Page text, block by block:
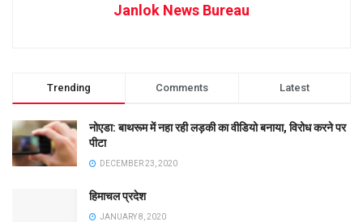
Janlok News Bureau
Trending Comments Latest
नोएडा: बाथरूम में नहा रही लड़की का वीडियो बनाया, विरोध करने पर
पीटा
DECEMBER 23, 2020
हिमाचल प्रदेश
JANUARY 8, 2020